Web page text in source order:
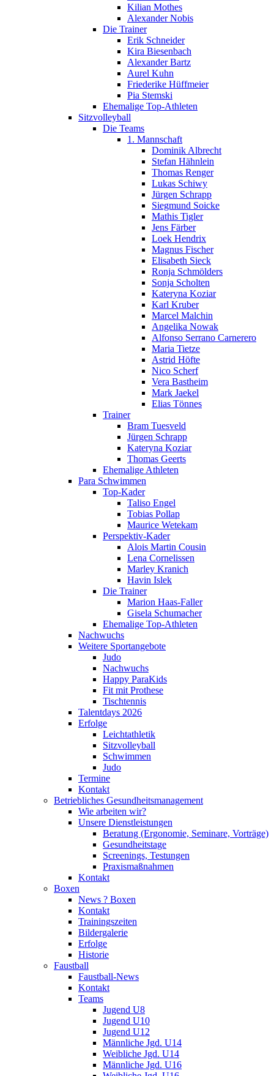
Kilian Mothes
Alexander Nobis
Die Trainer
Erik Schneider
Kira Biesenbach
Alexander Bartz
Aurel Kuhn
Friederike Hüffmeier
Pia Stemski
Ehemalige Top-Athleten
Sitzvolleyball
Die Teams
1. Mannschaft
Dominik Albrecht
Stefan Hähnlein
Thomas Renger
Lukas Schiwy
Jürgen Schrapp
Siegmund Soicke
Mathis Tigler
Jens Färber
Loek Hendrix
Magnus Fischer
Elisabeth Sieck
Ronja Schmölders
Sonja Scholten
Kateryna Koziar
Karl Kruber
Marcel Malchin
Angelika Nowak
Alfonso Serrano Carnerero
Maria Tietze
Astrid Höfte
Nico Scherf
Vera Bastheim
Mark Jaekel
Elias Tönnes
Trainer
Bram Tuesveld
Jürgen Schrapp
Kateryna Koziar
Thomas Geerts
Ehemalige Athleten
Para Schwimmen
Top-Kader
Taliso Engel
Tobias Pollap
Maurice Wetekam
Perspektiv-Kader
Alois Martin Cousin
Lena Cornelissen
Marley Kranich
Havin Islek
Die Trainer
Marion Haas-Faller
Gisela Schumacher
Ehemalige Top-Athleten
Nachwuchs
Weitere Sportangebote
Judo
Nachwuchs
Happy ParaKids
Fit mit Prothese
Tischtennis
Talentdays 2026
Erfolge
Leichtathletik
Sitzvolleyball
Schwimmen
Judo
Termine
Kontakt
Betriebliches Gesundheits­management
Wie arbeiten wir?
Unsere Dienstleistungen
Beratung (Ergonomie, Seminare, Vorträge)
Gesundheitstage
Screenings, Testungen
Praxismaßnahmen
Kontakt
Boxen
News ? Boxen
Kontakt
Trainingszeiten
Bildergalerie
Erfolge
Historie
Faustball
Faustball-News
Kontakt
Teams
Jugend U8
Jugend U10
Jugend U12
Männliche Jgd. U14
Weibliche Jgd. U14
Männliche Jgd. U16